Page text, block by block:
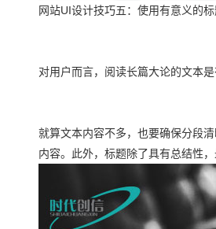
网站UI设计技巧五：使用有意义的
对用户而言，阅读长篇大论的文本
就算文本内容不多，也要确保分段
内容。此外，标题除了具有总结性